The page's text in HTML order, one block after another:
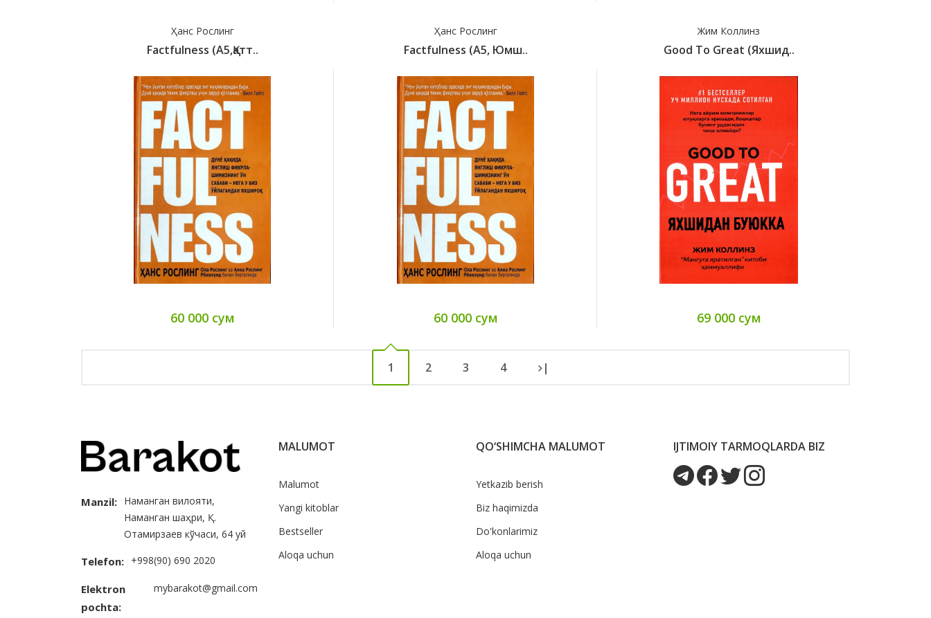
Ҳанс Рослинг
Factfulness (A5,қатт..
60 000 сум
Ҳанс Рослинг
Factfulness (А5, Юмш..
60 000 сум
Жим Коллинз
Good To Great (яхшид..
69 000 сум
1 2 3 4 |
Manzil: Наманган вилояти,
Наманган шаҳри, Қ.
Отамирзаев кўчаси, 64 уй
Telefon: +998(90) 690 2020
Elektron
pochta:
mybarakot@gmail.com
MALUMOT
Malumot
Yangi kitoblar
Bestseller
Aloqa uchun
QO‘SHIMCHA MALUMOT
Yetkazib berish
Biz haqimizda
Do'konlarimiz
Aloqa uchun
IJTIMOIY TARMOQLARDA BIZ